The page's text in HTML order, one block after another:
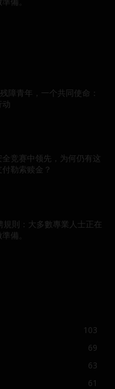
障青年，一个共同使命：
动
竞赛中领先，为何仍有这
勒索赎金？
規則：大多數專業人士正在
備。
103
69
63
61